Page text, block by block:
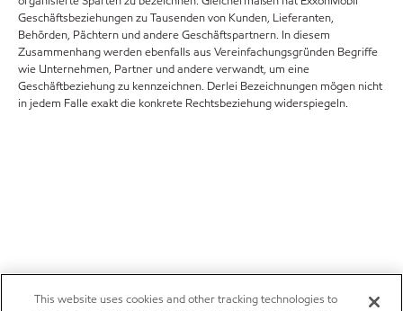
Geschäftsbeziehungen zu Tausenden von Kunden, Lieferanten,
Behörden, Pächtern und andere Geschäftspartnern. In diesem
Zusammenhang werden ebenfalls aus Vereinfachungsgründen Begriffe
wie Unternehmen, Partner und andere verwandt, um eine
Geschäftbeziehung zu kennzeichnen. Derlei Bezeichnungen mögen nicht
in jedem Falle exakt die konkrete Rechtsbeziehung widerspiegeln.
This website uses cookies and other tracking technologies to